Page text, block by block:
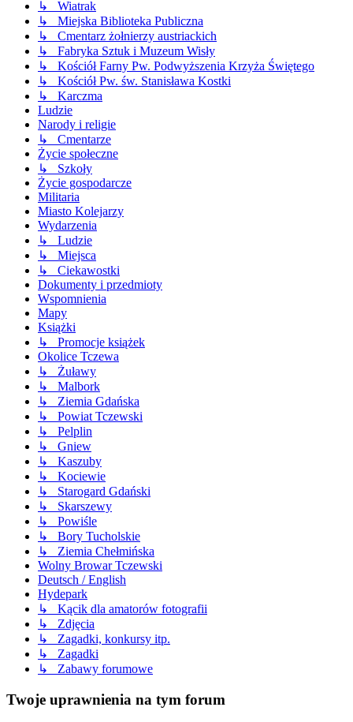
↳ Wiatrak
↳ Miejska Biblioteka Publiczna
↳ Cmentarz żołnierzy austriackich
↳ Fabryka Sztuk i Muzeum Wisły
↳ Kościół Farny Pw. Podwyższenia Krzyża Świętego
↳ Kościół Pw. św. Stanisława Kostki
↳ Karczma
Ludzie
Narody i religie
↳ Cmentarze
Życie społeczne
↳ Szkoły
Życie gospodarcze
Militaria
Miasto Kolejarzy
Wydarzenia
↳ Ludzie
↳ Miejsca
↳ Ciekawostki
Dokumenty i przedmioty
Wspomnienia
Mapy
Książki
↳ Promocje książek
Okolice Tczewa
↳ Żuławy
↳ Malbork
↳ Ziemia Gdańska
↳ Powiat Tczewski
↳ Pelplin
↳ Gniew
↳ Kaszuby
↳ Kociewie
↳ Starogard Gdański
↳ Skarszewy
↳ Powiśle
↳ Bory Tucholskie
↳ Ziemia Chełmińska
Wolny Browar Tczewski
Deutsch / English
Hydepark
↳ Kącik dla amatorów fotografii
↳ Zdjęcia
↳ Zagadki, konkursy itp.
↳ Zagadki
↳ Zabawy forumowe
Twoje uprawnienia na tym forum